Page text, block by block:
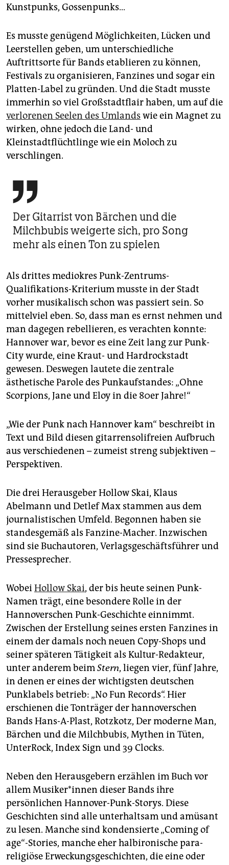
Kunstpunks, Gossenpunks…
Es musste genügend Möglichkeiten, Lücken und
Leerstellen geben, um unterschiedliche
Auftrittsorte für Bands etablieren zu können,
Festivals zu organisieren, Fanzines und sogar ein
Platten-Label zu gründen. Und die Stadt musste
immerhin so viel Großstadtflair haben, um auf die
verlorenen Seelen des Umlands wie ein Magnet zu
wirken, ohne jedoch die Land- und
Kleinstadtflüchtlinge wie ein Moloch zu
verschlingen.

Der Gitarrist von Bärchen und die
Milchbubis weigerte sich, pro Song
mehr als einen Ton zu spielen
Als drittes mediokres Punk-Zentrums-
Qualifikations-Kriterium musste in der Stadt
vorher musikalisch schon was passiert sein. So
mittelviel eben. So, dass man es ernst nehmen und
man dagegen rebellieren, es verachten konnte:
Hannover war, bevor es eine Zeit lang zur Punk-
City wurde, eine Kraut- und Hardrockstadt
gewesen. Deswegen lautete die zentrale
ästhetische Parole des Punkaufstandes: „Ohne
Scorpions, Jane und Eloy in die 80er Jahre!“
„Wie der Punk nach Hannover kam“ beschreibt in
Text und Bild diesen gitarrensolifreien Aufbruch
aus verschiedenen – zumeist streng subjektiven –
Perspektiven.
Die drei Herausgeber Hollow Skai, Klaus
Abelmann und Detlef Max stammen aus dem
journalistischen Umfeld. Begonnen haben sie
standesgemäß als Fanzine-Macher. Inzwischen
sind sie Buchautoren, Verlagsgeschäftsführer und
Pressesprecher.
WobeiHollow Skai, der bis heute seinen Punk-
Namen trägt, eine besondere Rolle in der
Hannoverschen Punk-Geschichte einnimmt.
Zwischen der Erstellung seines ersten Fanzines in
einem der damals noch neuen Copy-Shops und
seiner späteren Tätigkeit als Kultur-Redakteur,
unter anderem beimStern, liegen vier, fünf Jahre,
in denen er eines der wichtigsten deutschen
Punklabels betrieb: „No Fun Records“. Hier
erschienen die Tonträger der hannoverschen
Bands Hans-A-Plast, Rotzkotz, Der moderne Man,
Bärchen und die Milchbubis, Mythen in Tüten,
UnterRock, Index Sign und 39 Clocks.
Neben den Herausgebern erzählen im Buch vor
allem Mu­si­ke­r*in­nen dieser Bands ihre
persönlichen Hannover-Punk-Storys. Diese
Geschichten sind alle unterhaltsam und amüsant
zu lesen. Manche sind kondensierte „Coming of
age“-Stories, manche eher halbironische para-
religiöse Erweckungsgeschichten, die eine oder